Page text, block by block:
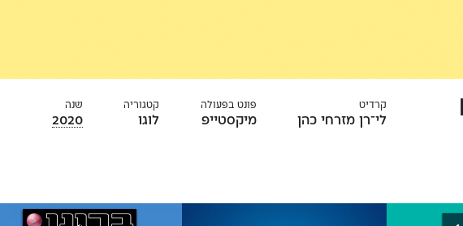
קרדיט
לי־רן מזרחי כהן
פונט בפעולה
מיקסטייפ
קטגוריה
לוגו
שנה
2020